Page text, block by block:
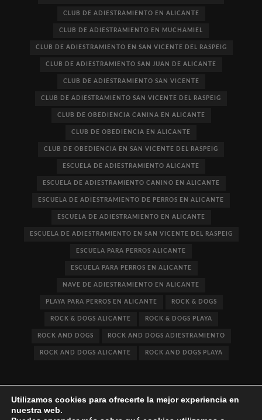
CLUB DE ADIESTRAMIENTO EN ALICANTE
CLUB DE ADIESTRAMIENTO EN MUCHAMIEL
CLUB DE ADIESTRAMIENTO EN SAN VICENTE DEL RASPEIG
CLUB DE ADIESTRAMIENTO SAN JUAN DE ALICANTE
CLUB DE ADIESTRAMIENTO SAN VICENTE
CLUB DE ADIESTRAMIENTO SAN VICENTE DEL RASPEIG
CLUB DE OBEDIENCIA CANINA EN ALICANTE
CLUB DE OBEDIENCIA EN ALICANTE
CLUB DE OBEDIENCIA EN SAN VICENTE DEL RASPEIG
ESCUELA DE ADIESTRAMIENTO ALICANTE
ESCUELA DE ADIESTRAMIENTO CANINO EN ALICANTE
ESCUELA DE ADIESTRAMIENTO DE PERROS EN ALICANTE
ESCUELA DE ADIESTRAMIENTO EN ALICANTE
ESCUELA DE ADIESTRAMIENTO EN SAN VICENTE DEL RASPEIG
ESCUELA PARA PERROS ALICANTE
ESCUELA PARA PERROS EN ALICANTE
NAVE DE ADIESTRAMIENTO EN ALICANTE
PLAYA PARA PERROS EN ALICANTE ROCK & DOGS
ROCK & DOGS ALICANTE ROCK & DOGS PLAYA
ROCK AND DOGS ROCK AND DOGS ADIESTRAMIENTO
ROCK AND DOGS ALICANTE ROCK AND DOGS PLAYA
Utilizamos cookies para ofrecerte la mejor experiencia en
nuestra web.